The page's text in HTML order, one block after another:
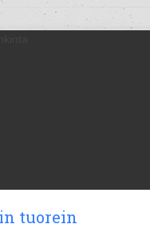
tuorein